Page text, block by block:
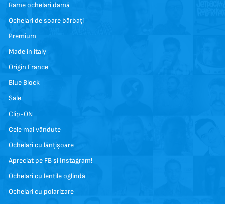
Rame ochelari damă
Ochelari de soare bărbați
Premium
Made in italy
Origin France
Blue Block
Sale
Clip-ON
Cele mai vândute
Ochelari cu lănțișoare
Apreciat pe FB și Instagram!
Ochelari cu lentile oglindă
Ochelari cu polarizare